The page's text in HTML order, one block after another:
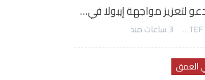
لتعزيز مواجهة إيبولا في…
AWATEF ABDELHAMED 3 ساعات منذ
العمق